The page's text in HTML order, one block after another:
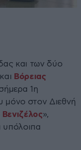
και των δύο
και Βόρειας
1η
μόνο στον Διεθνή
Βενιζέλος»,
υπόλοιπα